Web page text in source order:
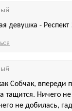
девушка - Респект
Собчак, впереди
тащится. Ничего не
не добилась,